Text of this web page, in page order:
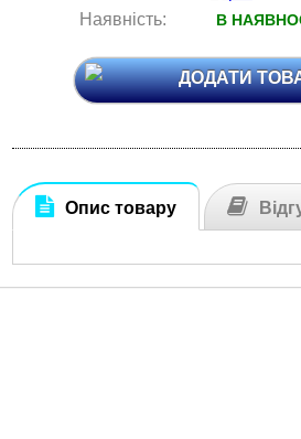
Наявність:
В
ДОДАТИ
Опис товару